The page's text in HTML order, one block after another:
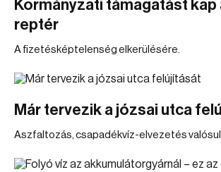
Kormányzati támagatást kap
reptér
A fizetésképtelenség elkerülésére.
Már tervezik a józsai utca
Aszfaltozás, csapadékvíz-elvezetés